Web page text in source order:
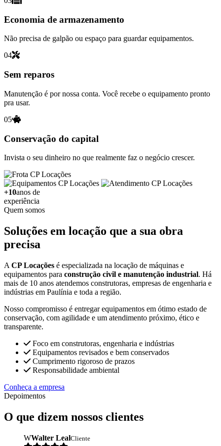
Economia de armazenamento
Não precisa de galpão ou espaço para guardar equipamentos.
04
Sem reparos
Manutenção é por nossa conta. Você recebe o equipamento pronto
pra usar.
05
Conservação do capital
Invista o seu dinheiro no que realmente faz o negócio crescer.
+10anos de
experiência
Quem somos
Soluções em locação que a sua obra
precisa
A CP Locações é especializada na locação de máquinas e
equipamentos para construção civil e manutenção industrial. Há
mais de 10 anos atendemos construtoras, empresas de engenharia e
indústrias em Paulínia e toda a região.
Nosso compromisso é entregar equipamentos em ótimo estado de
conservação, com agilidade e um atendimento próximo, ético e
transparente.
Foco em construtoras, engenharia e indústrias
Equipamentos revisados e bem conservados
Cumprimento rigoroso de prazos
Responsabilidade ambiental
Conheça a empresa
Depoimentos
O que dizem nossos clientes
WWalter LealCliente